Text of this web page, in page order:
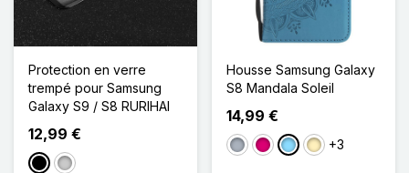
Protection en verre
trempé pour Samsung
Galaxy S9 / S8 RURIHAI
12,99 €
NoirTransparent
Housse Samsung Galaxy
S8 Mandala Soleil
14,99 €
Gris MagentaBleu Clair
Doré+3